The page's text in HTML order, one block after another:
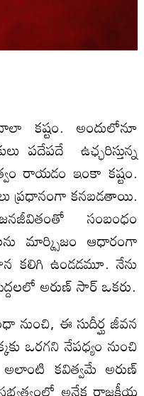
కష్టం. అందులోనూ
పదేపదే ఉఛ్ఛరిస్తున్న
రాయడం ఇంకా కష్టం.
ప్రధానంగా కనబడతాయి.
సంబంధం
మార్క్సిజం ఆధారంగా
కలిగి ఉండడమూ. నేను
అరుణ్ సార్ ఒకరు.
ఈ సుదీర్ఘ జీవన
ఒరగని నేపధ్యం నుంచి
కవిత్వమే అరుణ్